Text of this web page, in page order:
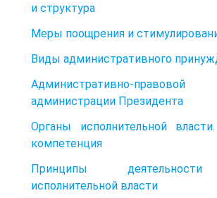
и структура
Меры поощрения и
Виды административного
Административно-
администрации Президента
Органы исполнительной
компетенция
Принципы
исполнительной власти